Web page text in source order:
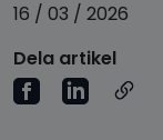
16 / 03 / 2026
Dela artikel